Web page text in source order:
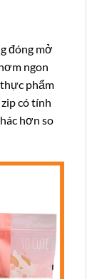
đóng mở
ngon
phẩm
có tính
hơn so